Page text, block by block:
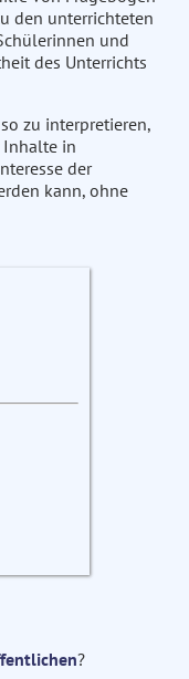
den unterrichteten
und
des Unterrichts
zu interpretieren,
Inhalte in
der
kann, ohne
?